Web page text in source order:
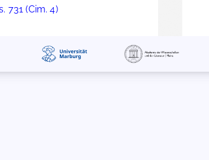
731 (Cim. 4)